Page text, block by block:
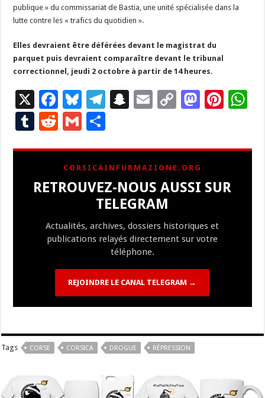
publique » du commissariat de Bastia, une unité spécialisée dans la
lutte contre les « trafics du quotidien ».
Elles devraient être déférées devant le magistrat du
parquet puis devraient comparaître devant le tribunal
correctionnel, jeudi 2 octobre à partir de 14 heures.
X
F
ac
e
b
o
o
Bl
u
es
ky
T
gr
a
m
S
p
c
h
at
E
l
C
y
Li
n
M
d
n
Pi
es
T
bl
r
R
d
di
t
G
ai
l
ta
g
er
CORSICAINFURMAZIONE.ORG
RETROUVEZ-NOUS AUSSI SUR
TELEGRAM
Actualités, archives, dossiers historiques et
publications relayés directement sur votre
téléphone.
REJOINDRE LE CANAL TELEGRAM →
Tags CORSE CORSICA DROGUE RÉPRESSION